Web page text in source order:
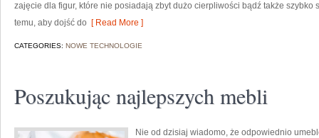
zajęcie dla figur, które nie posiadają zbyt dużo cierpliwości bądź także szybko
temu, aby dojść do [ Read More ]
CATEGORIES: NOWE TECHNOLOGIE
Poszukując najlepszych mebli
Nie od dzisiaj wiadomo, że odpowiednio